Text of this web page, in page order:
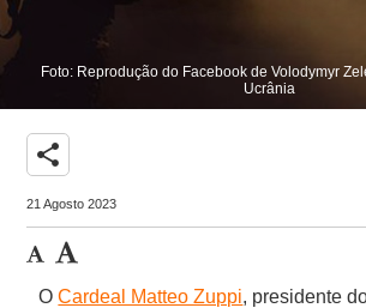
Foto: Reprodução do Facebook de Volodymyr
Ucrânia
share
21 Agosto 2023
OCardeal Matteo Zuppi, presidente